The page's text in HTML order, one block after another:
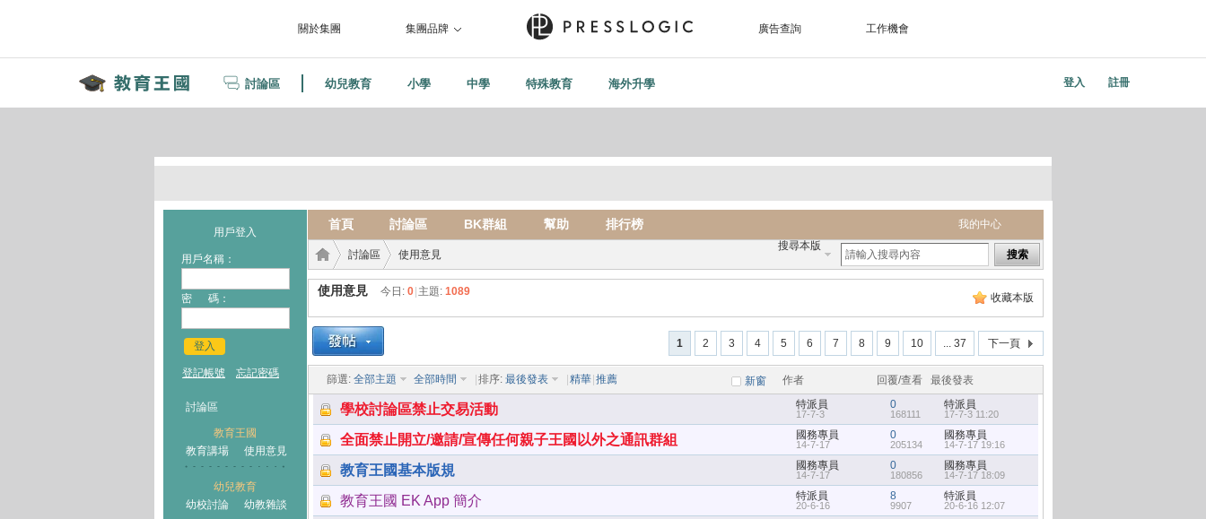
關於集團 集團品牌 廣告查詢 工作機會
討論區 幼兒教育 小學 中學 特殊教育 海外升學 登入 註冊
用戶登入
用戶名稱：
密 碼：
登入
登記帳號 忘記密碼
討論區
教育王國
教育講場
使用意見
幼兒教育
幼校討論
幼教雜談
我的中心
首頁 討論區 BK群組 幫助 排行榜
搜尋本版
搜索
教育
王國
›
討論區
›
使用意見
收藏本版
使用意見 今日: 0 主題: 1089
1 2 3 4 5 6 7 8 9 10 ... 37 下一頁
新窗
篩選: 全部主題 全部時間 排序: 最後發表 精華 推薦 作者 回覆/查看 最後發表
學校討論區禁止交易活動 特派員
17-7-3
0
168111
特派員
17-7-3 11:20
全面禁止開立/邀請/宣傳任何親子王國以外之通訊群組 國務專員
14-7-17
0
205134
國務專員
14-7-17 19:16
教育王國基本版規 國務專員
14-7-17
0
180856
國務專員
14-7-17 18:09
教育王國 EK App 簡介 特派員
20-6-16
8
9907
特派員
20-6-16 12:07